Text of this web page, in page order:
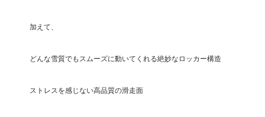
加えて、
どんな雪質でもスムーズに動いてくれる絶妙なロッカー構造
ストレスを感じない高品質の滑走面